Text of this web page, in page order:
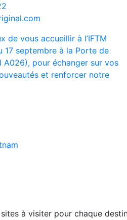
de vous accueillir à l’IFTM
17 septembre à la Porte de
A026), pour échanger sur vos
et renforcer notre
à visiter pour chaque